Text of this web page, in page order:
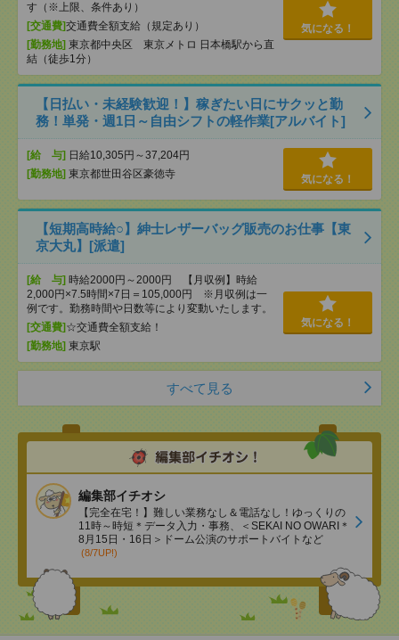
す（※上限、条件あり）
[交通費]交通費全額支給（規定あり）
[勤務地] 東京都中央区 東京メトロ 日本橋駅から直
結（徒歩1分）
気になる！
【日払い・未経験歓迎！】稼ぎたい日にサクッと勤
務！単発・週1日～自由シフトの軽作業[アルバイト]
[給 与] 日給10,305円～37,204円
[勤務地] 東京都世田谷区豪徳寺 気になる！
【短期高時給○】紳士レザーバッグ販売のお仕事【東
京大丸】[派遣]
[給 与] 時給2000円～2000円 【月収例】時給
2,000円×7.5時間×7日＝105,000円 ※月収例は一
例です。勤務時間や日数等により変動いたします。
[交通費] ☆交通費全額支給！
[勤務地] 東京駅
気になる！
すべて見る
編集部イチオシ
【完全在宅！】難しい業務なし＆電話なし！ゆっくりの
11時～時短＊データ入力・事務、＜SEKAI NO OWARI＊
8月15日・16日＞ドーム公演のサポートバイトなど
(8/7UP!)